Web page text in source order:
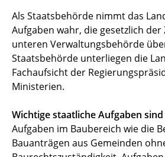
Als Staatsbehörde nimmt das
Aufgaben wahr, die gesetzlich
unteren Verwaltungsbehörde
Staatsbehörde unterliegen die
Fachaufsicht der
Ministerien.
Wichtige staatliche Aufgaben
Aufgaben im Baubereich wie die
Bauanträgen aus Gemeinden